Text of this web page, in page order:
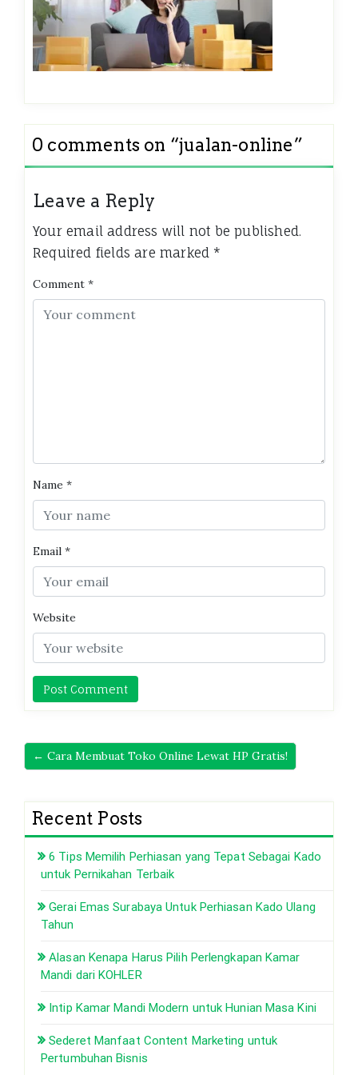
0 comments on “jualan-online”
Leave a Reply
Your email address will not be published.
Required fields are marked *
Comment *
Name *
Email *
Website
← Cara Membuat Toko Online Lewat HP Gratis!
Recent Posts
6 Tips Memilih Perhiasan yang Tepat Sebagai Kado
untuk Pernikahan Terbaik
Gerai Emas Surabaya Untuk Perhiasan Kado Ulang
Tahun
Alasan Kenapa Harus Pilih Perlengkapan Kamar
Mandi dari KOHLER
Intip Kamar Mandi Modern untuk Hunian Masa Kini
Sederet Manfaat Content Marketing untuk
Pertumbuhan Bisnis